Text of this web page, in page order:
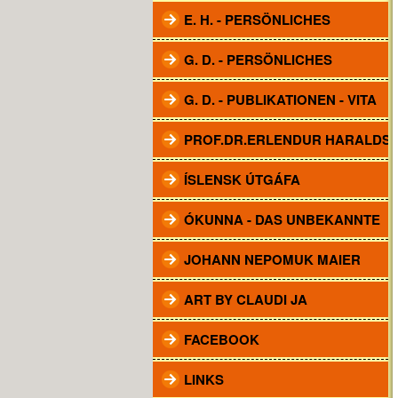
E. H. - PERSÖNLICHES
G. D. - PERSÖNLICHES
G. D. - PUBLIKATIONEN - VITA
PROF.DR.ERLENDUR
ÍSLENSK ÚTGÁFA
ÓKUNNA - DAS UNBEKANNTE
JOHANN NEPOMUK MAIER
ART BY CLAUDI JA
FACEBOOK
LINKS